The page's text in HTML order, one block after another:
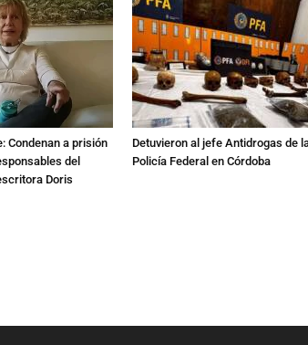
Condenan a prisión
del
Doris
Detuvieron al jefe Antidrogas de
Policía Federal en Córdoba